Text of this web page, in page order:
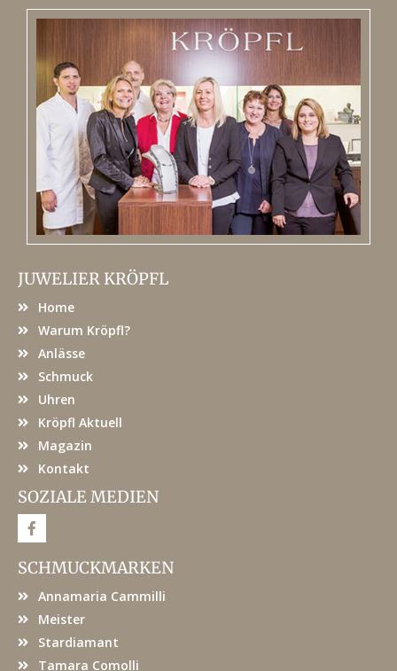
JUWELIER KRÖPFL
Home
Warum Kröpfl?
Anlässe
Schmuck
Uhren
Kröpfl Aktuell
Magazin
Kontakt
SOZIALE MEDIEN
F
a
e
b
o
SCHMUCKMARKEN
Annamaria Cammilli
Meister
Stardiamant
Tamara Comolli